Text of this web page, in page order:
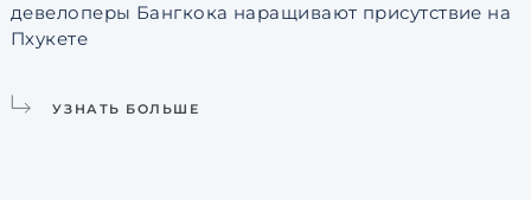
девелоперы Бангкока наращивают присутствие на
Пхукете
УЗНАТЬ БОЛЬШЕ